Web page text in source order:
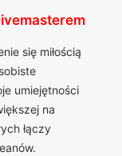
się miłością
umiejętności
na
łączy